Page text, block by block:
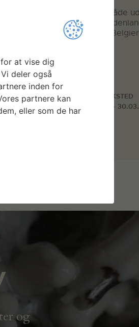
Andreas har både
Danmark og
London, Kiel,
Spanien.
VÆVEVÆRKSTED
05.02.2018 -
og
at vise dig
deler også
inden for
partnere kan
eller som de har